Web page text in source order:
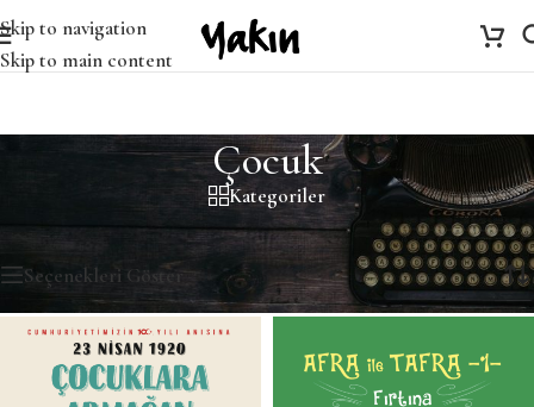
Skip to navigation
Skip to main content
Çocuk
Kategoriler
98 sonuçtan 1-12 arası gösteriliyor
Seçenekleri Göster